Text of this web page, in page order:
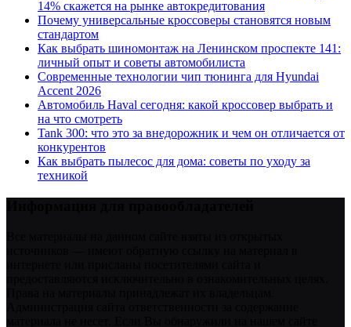
14% скажется на рынке автокредитования
Почему универсальные кроссоверы становятся новым
стандартом
Как выбрать шиномонтаж на Ленинском проспекте 141:
личный опыт и советы автомобилиста
Современные технологии чип тюнинга для Hyundai
Accent 2026
Автомобиль Haval сегодня: какой кроссовер выбрать и
на что смотреть
Tank 300: что это за внедорожник и чем он отличается от
конкурентов
Как выбрать пылесос для дома: советы по уходу за
техникой